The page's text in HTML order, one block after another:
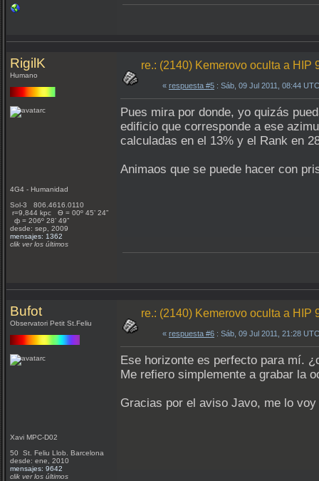
RigilK
Humano
4G4 - Humanidad
Sol-3 806.4616.0110
r=9,844 kpc Ѳ = 00º 45’ 24”
ф = 206º 28’ 49”
desde: sep, 2009
mensajes: 1362
clik ver los últimos
re.: (2140) Kemerovo oculta a HIP
« respuesta #5 : Sáb, 09 Jul 2011, 08:44
Pues mira por donde, yo quizás
edificio que corresponde a ese
calculadas en el 13% y el Rank en
Animaos que se puede hacer con
Bufot
Observatori Petit St.Feliu
Xavi MPC-D02
50 St. Feliu Llob. Barcelona
desde: ene, 2010
mensajes: 9642
clik ver los últimos
re.: (2140) Kemerovo oculta a HIP
« respuesta #6 : Sáb, 09 Jul 2011, 21:28
Ese horizonte es perfecto para mí.
Me refiero simplemente a grabar la
Gracias por el aviso Javo, me lo